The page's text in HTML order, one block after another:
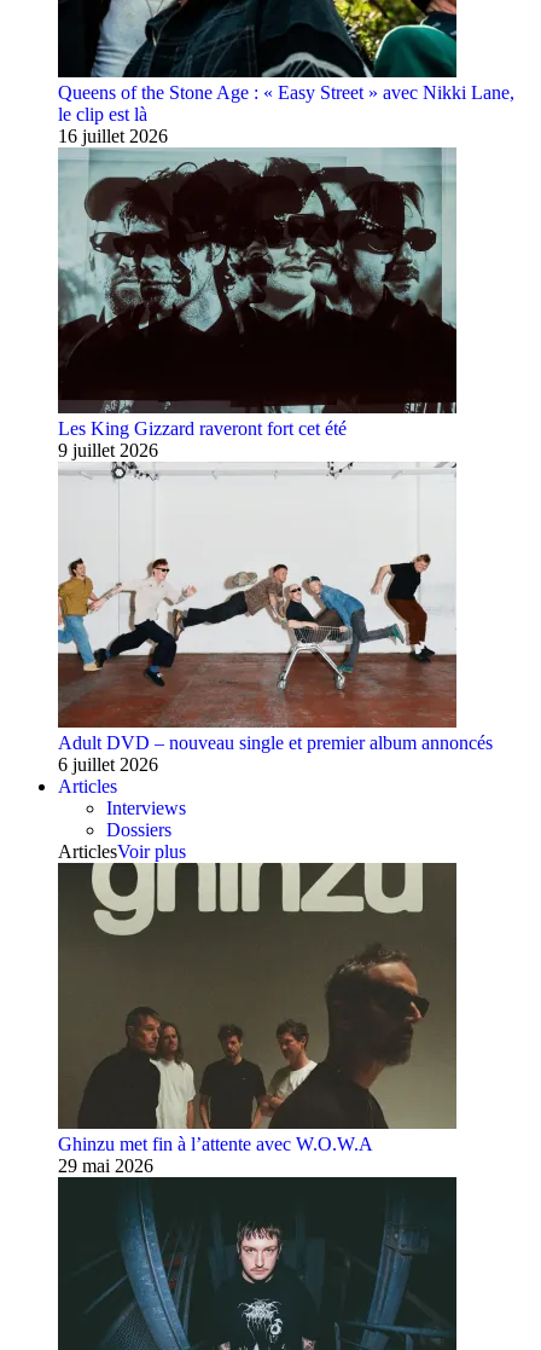
Queens of the Stone Age : « Easy Street » avec Nikki Lane,
le clip est là
16 juillet 2026
Les King Gizzard raveront fort cet été
9 juillet 2026
Adult DVD – nouveau single et premier album annoncés
6 juillet 2026
Articles
Interviews
Dossiers
ArticlesVoir plus
Ghinzu met fin à l’attente avec W.O.W.A
29 mai 2026